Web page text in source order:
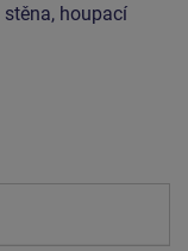
houpací